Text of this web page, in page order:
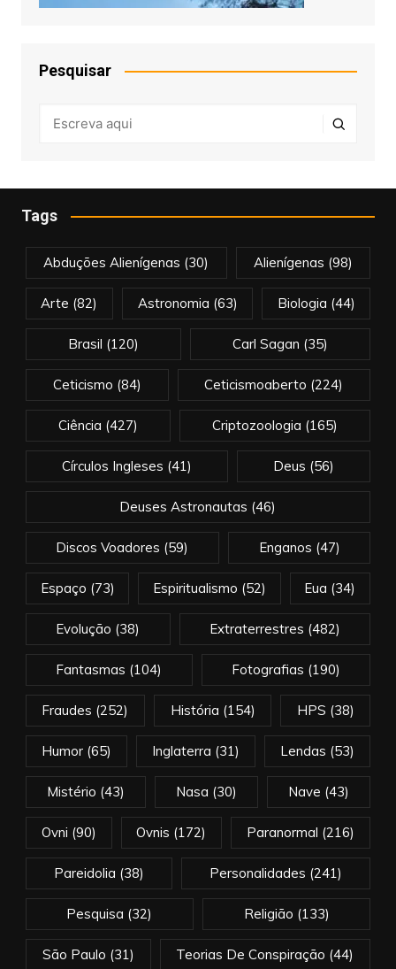
Pesquisar
Tags
Abduções Alienígenas (30) Alienígenas (98)
Arte (82) Astronomia (63) Biologia (44)
Brasil (120) Carl Sagan (35)
Ceticismo (84) Ceticismoaberto (224)
Ciência (427) Criptozoologia (165)
Círculos Ingleses (41) Deus (56)
Deuses Astronautas (46)
Discos Voadores (59) Enganos (47)
Espaço (73) Espiritualismo (52) Eua (34)
Evolução (38) Extraterrestres (482)
Fantasmas (104) Fotografias (190)
Fraudes (252) História (154) HPS (38)
Humor(65) Inglaterra (31) Lendas (53)
Mistério (43) Nasa (30) Nave (43)
Ovni (90) Ovnis (172) Paranormal (216)
Pareidolia (38) Personalidades (241)
Pesquisa (32) Religião (133)
São Paulo (31) Teorias De Conspiração (44)